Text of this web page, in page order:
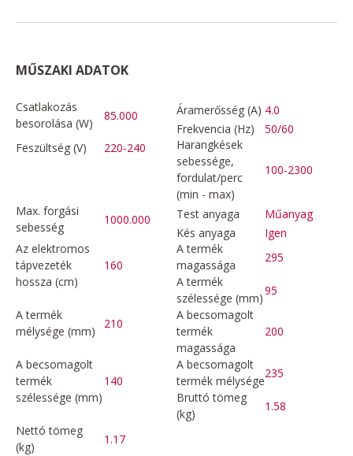
MŰSZAKI ADATOK
Csatlakozás
besorolása (W)
85.000 Áramerősség (A) 4.0
Frekvencia (Hz)
50/60
Feszültség (V)
220-240
Harangkések
sebessége,
fordulat/perc
(min - max)
100-2300
Max. forgási
sebesség
1000.000 Test anyaga
Műanyag
Kés anyaga
Igen
Az elektromos
tápvezeték
hossza (cm)
160
A termék
magassága
295
A termék
szélessége (mm)
95
A termék
mélysége (mm)
210
A becsomagolt
termék
magassága
200
A becsomagolt
termék
szélessége (mm)
140
A becsomagolt
termék mélysége
235
Bruttó tömeg
(kg)
1.58
Nettó tömeg
(kg)
1.17